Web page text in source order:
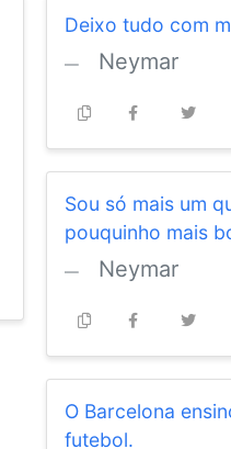
Deixo tudo com
Neymar
Sou só mais um
pouquinho mais
Neymar
O Barcelona
futebol.